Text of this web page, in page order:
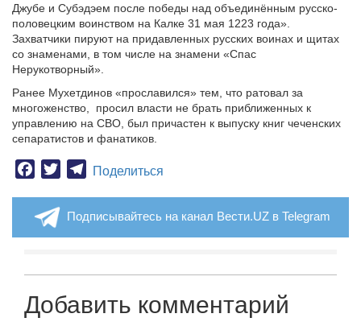
Джубе и Субэдэем после победы над объединённым русско-
половецким воинством на Калке 31 мая 1223 года».
Захватчики пируют на придавленных русских воинах и щитах
со знаменами, в том числе на знамени «Спас
Нерукотворный».
Ранее Мухетдинов «прославился» тем, что ратовал за
многоженство, просил власти не брать приближенных к
управлению на СВО, был причастен к выпуску книг чеченских
сепаратистов и фанатиков.
Facebook
TwitterTelegram
Поделиться
Подписывайтесь на канал Вести.UZ в Telegram
Добавить комментарий